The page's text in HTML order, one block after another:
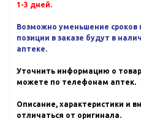
1-3 дней.
Возможно уменьшение сроков
позиции в заказе будут в
аптеке.
Уточнить информацию о
можете по телефонам аптек.
Описание, характеристики и
отличаться от оригинала.